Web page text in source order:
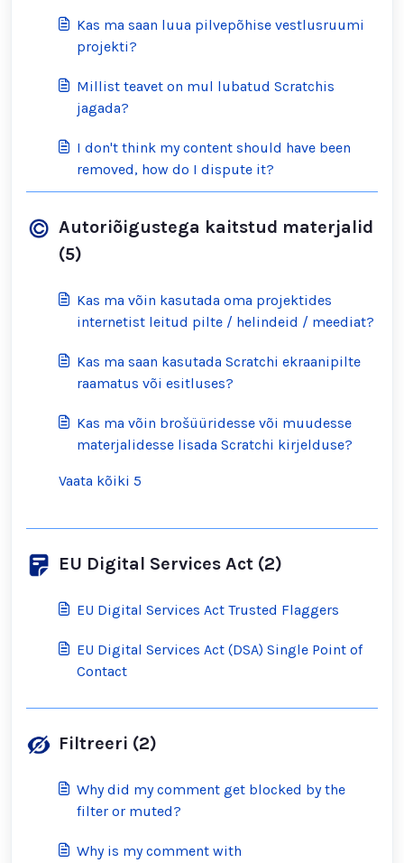
Kas ma saan luua pilvepõhise vestlusruumi
projekti?
Millist teavet on mul lubatud Scratchis
jagada?
I don't think my content should have been
removed, how do I dispute it?
Autoriõigustega kaitstud materjalid
(5)
Kas ma võin kasutada oma projektides
internetist leitud pilte / helindeid / meediat?
Kas ma saan kasutada Scratchi ekraanipilte
raamatus või esitluses?
Kas ma võin brošüüridesse või muudesse
materjalidesse lisada Scratchi kirjelduse?
Vaata kõiki 5
EU Digital Services Act (2)
EU Digital Services Act Trusted Flaggers
EU Digital Services Act (DSA) Single Point of
Contact
Filtreeri (2)
Why did my comment get blocked by the
filter or muted?
Why is my comment with